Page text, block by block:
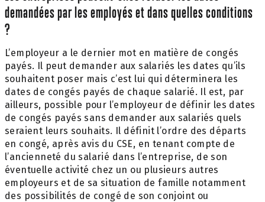
demandées par les employés et dans quelles conditions
?
L’employeur a le dernier mot en matière de congés
payés. Il peut demander aux salariés les dates qu’ils
souhaitent poser mais c’est lui qui déterminera les
dates de congés payés de chaque salarié. Il est, par
ailleurs, possible pour l’employeur de définir les dates
de congés payés sans demander aux salariés quels
seraient leurs souhaits. Il définit l’ordre des départs
en congé, après avis du CSE, en tenant compte de
l’ancienneté du salarié dans l’entreprise, de son
éventuelle activité chez un ou plusieurs autres
employeurs et de sa situation de famille notamment
des possibilités de congé de son conjoint ou